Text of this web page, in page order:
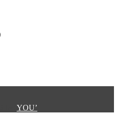
YOU’